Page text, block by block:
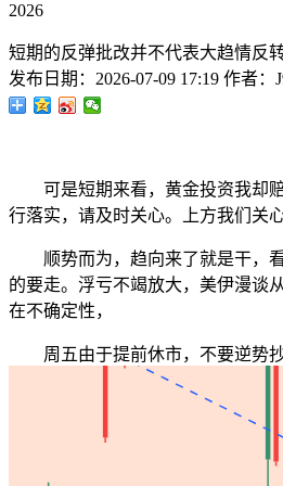
2026
短期的反弹批改并不代表大趋情反
发布日期： 2026-07-09 17:19 作者：
可是短期来看，黄金投资我却赔
行落实，请及时关心。上方我们关
顺势而为，趋向来了就是干，看
的要走。浮亏不竭放大，美伊漫谈
在不确定性，
周五由于提前休市，不要逆势抄